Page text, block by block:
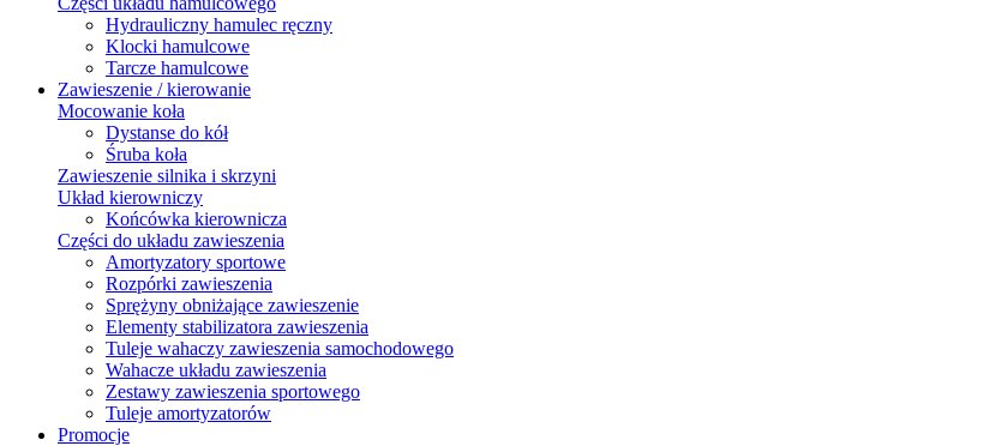
Hydrauliczny hamulec ręczny
Klocki hamulcowe
Tarcze hamulcowe
Zawieszenie / kierowanie
Mocowanie koła
Dystanse do kół
Śruba koła
Zawieszenie silnika i skrzyni
Układ kierowniczy
Końcówka kierownicza
Części do układu zawieszenia
Amortyzatory sportowe
Rozpórki zawieszenia
Sprężyny obniżające zawieszenie
Elementy stabilizatora zawieszenia
Tuleje wahaczy zawieszenia samochodowego
Wahacze układu zawieszenia
Zestawy zawieszenia sportowego
Tuleje amortyzatorów
Promocje